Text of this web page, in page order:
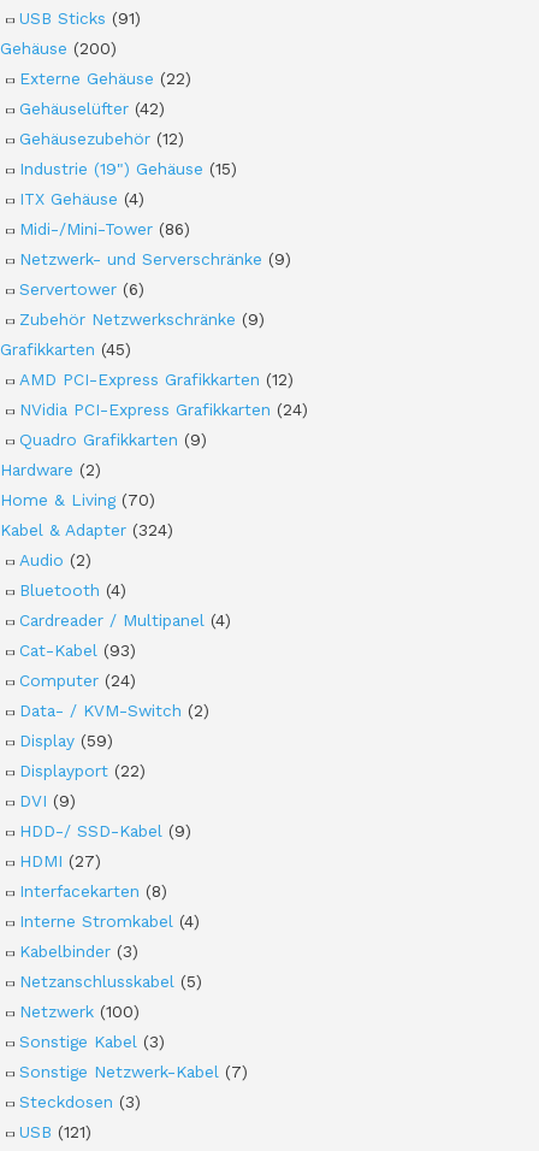
USB Sticks (91)
Gehäuse (200)
Externe Gehäuse (22)
Gehäuselüfter (42)
Gehäusezubehör (12)
Industrie (19") Gehäuse (15)
ITX Gehäuse (4)
Midi-/Mini-Tower (86)
Netzwerk- und Serverschränke (9)
Servertower (6)
Zubehör Netzwerkschränke (9)
Grafikkarten (45)
AMD PCI-Express Grafikkarten (12)
NVidia PCI-Express Grafikkarten (24)
Quadro Grafikkarten (9)
Hardware (2)
Home & Living (70)
Kabel & Adapter (324)
Audio (2)
Bluetooth (4)
Cardreader / Multipanel (4)
Cat-Kabel (93)
Computer (24)
Data- / KVM-Switch (2)
Display (59)
Displayport (22)
DVI (9)
HDD-/ SSD-Kabel (9)
HDMI (27)
Interfacekarten (8)
Interne Stromkabel (4)
Kabelbinder (3)
Netzanschlusskabel (5)
Netzwerk (100)
Sonstige Kabel (3)
Sonstige Netzwerk-Kabel (7)
Steckdosen (3)
USB (121)